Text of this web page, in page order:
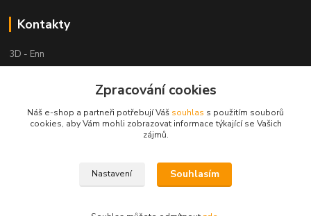
Kontakty
3D - Enn
+420 605525911
tisk-3d@seznam.cz
Zpracování cookies
Náš e-shop a partneři potřebují Váš souhlas s použitím souborů
cookies, aby Vám mohli zobrazovat informace týkající se Vašich
zájmů.
Nastavení Souhlasím